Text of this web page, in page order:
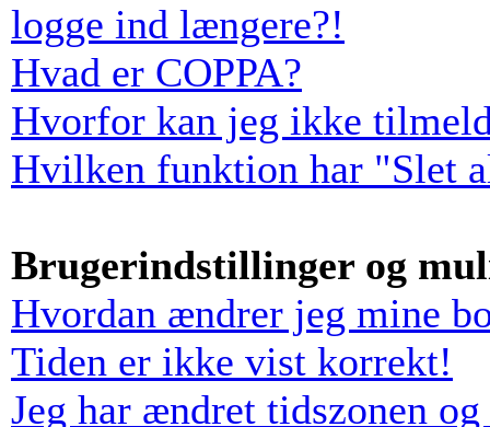
logge ind længere?!
Hvad er COPPA?
Hvorfor kan jeg ikke
Hvilken funktion har "Slet
Brugerindstillinger og
Hvordan ændrer jeg mine
Tiden er ikke vist korrekt!
Jeg har ændret tidszonen